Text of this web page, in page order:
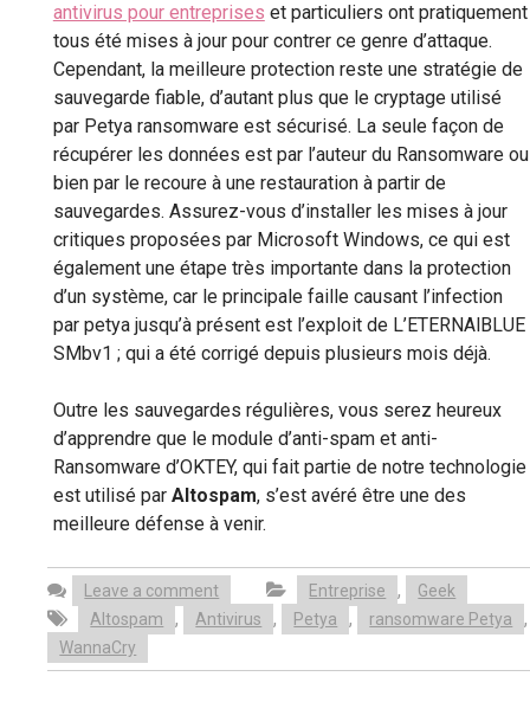
antivirus pour entreprises et particuliers ont pratiquement
tous été mises à jour pour contrer ce genre d’attaque.
Cependant, la meilleure protection reste une stratégie de
sauvegarde fiable, d’autant plus que le cryptage utilisé
par Petya ransomware est sécurisé. La seule façon de
récupérer les données est par l’auteur du Ransomware ou
bien par le recoure à une restauration à partir de
sauvegardes. Assurez-vous d’installer les mises à jour
critiques proposées par Microsoft Windows, ce qui est
également une étape très importante dans la protection
d’un système, car le principale faille causant l’infection
par petya jusqu’à présent est l’exploit de L’ETERNAlBLUE
SMbv1 ; qui a été corrigé depuis plusieurs mois déjà.
Outre les sauvegardes régulières, vous serez heureux
d’apprendre que le module d’anti-spam et anti-
Ransomware d’OKTEY, qui fait partie de notre technologie
est utilisé par Altospam, s’est avéré être une des
meilleure défense à venir.
Leave a comment Entreprise ,
Geek
Altospam
, Antivirus , Petya , ransomware Petya ,
WannaCry